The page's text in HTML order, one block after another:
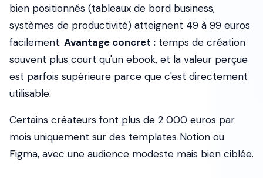
bien positionnés (tableaux de bord business,
systèmes de productivité) atteignent 49 à 99 euros
facilement. Avantage concret : temps de création
souvent plus court qu'un ebook, et la valeur perçue
est parfois supérieure parce que c'est directement
utilisable.
Certains créateurs font plus de 2 000 euros par
mois uniquement sur des templates Notion ou
Figma, avec une audience modeste mais bien ciblée.